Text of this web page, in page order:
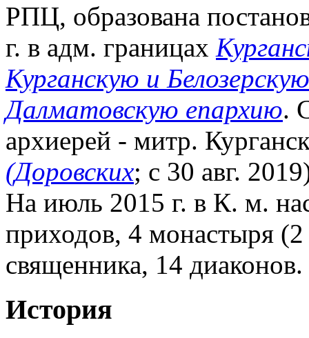
РПЦ, образована
г. в адм. границах
Курганскую и
Далматовскую епархию.
архиерей - митр.
(Доровских; с 30 авг.
На июль 2015 г. в К. м.
приходов, 4 монастыря
священника, 14 диаконов.
История